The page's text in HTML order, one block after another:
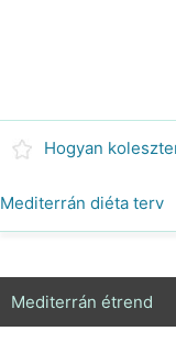
Mediterrán diéta terv
Mediterrán étrend